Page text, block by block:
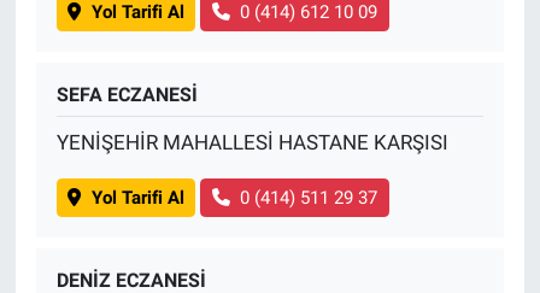
Yol Tarifi Al 0 (414) 612 10 09
SEFA ECZANESİ
YENİŞEHİR MAHALLESİ HASTANE KARŞISI
Yol Tarifi Al 0 (414) 511 29 37
DENİZ ECZANESİ